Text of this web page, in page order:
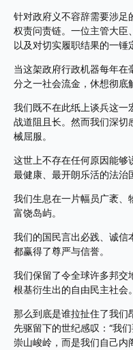
针对政府义不容辞需要涉足
权责问责链。一位主管大臣
以及对切实履职结果的一锤
当这架政府行政机器每年
分之一社会流金，休想彻底
我们既不在此纸上谈兵这
战道阻且长。然而我们深
械屈服。
这世上不存在任何原因能够
最健康、最开朗乐活的法治
我们生息在一片幅员广袤、
富饶岛屿。
我们的国民言出必践、诚
都赢得了尊严与信誉。
我们保留了令全球许多邦交
根基衍生出的自由民主社会。
那么到底是谁拉扯住了我们
先驱留下的世纪感叹：“我
崇山峻岭，而是我们自己内